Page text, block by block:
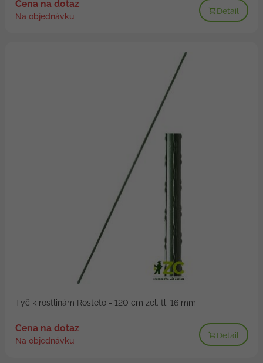
Cena na dotaz
Na objednávku
Detail
Tyč k rostlinám Rosteto - 120 cm zel. tl. 16 mm
Cena na dotaz
Na objednávku
Detail